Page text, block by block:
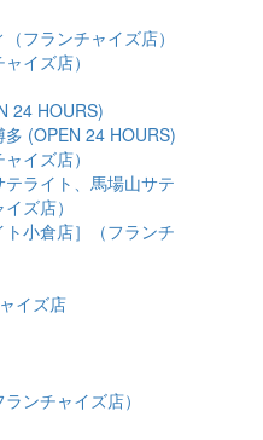
フランチャイズ店）
イズ店）
24 HOURS)
(OPEN 24 HOURS)
イズ店）
ライト、馬場山サテ
ズ店）
小倉店］（フランチ
イズ店
ンチャイズ店）